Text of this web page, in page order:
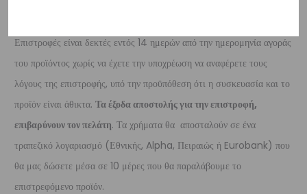
Επιστροφές είναι δεκτές εντός 14 ημερών από την ημερομηνία αγοράς
του προϊόντος χωρίς να έχετε την υποχρέωση να αναφέρετε τους
λόγους της επιστροφής, υπό την προϋπόθεση ότι η συσκευασία και το
προϊόν είναι άθικτα. Τα έξοδα αποστολής για την επιστροφή,
επιβαρύνουν τον πελάτη. Τα χρήματα θα αποσταλούν σε ένα
τραπεζικό λογαριασμό (Εθνικής, Alpha, Πειραιώς ή Eurobank) που
θα μας δώσετε μέσα σε 10 μέρες που θα παραλάβουμε το
επιστρεφόμενο προϊόν.